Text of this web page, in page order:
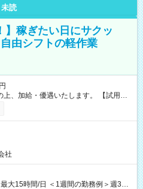
未読
】稼ぎたい日にサクッ
由シフトの軽作業
給・優遇いたします。 【試用期
社
大15時間/日 ＜1週間の勤務例＞週3回